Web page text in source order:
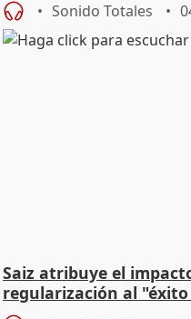
Sonido Totales
Saiz atribuye el
regularización al